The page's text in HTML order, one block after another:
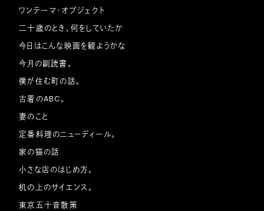
ワンテーマ・オブジェクト
二十歳のとき、何をしていたか
今日はこんな映画を観ようかな
今月の副読書。
僕が住む町の話。
古着のABC。
妻のこと
定番料理のニューディール。
家の猫の話
小さな店のはじめ方。
机の上のサイエンス。
東京五十音散策